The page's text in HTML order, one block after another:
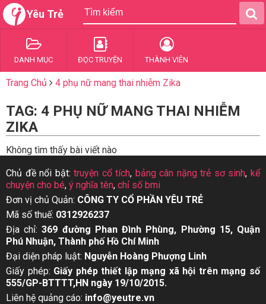
Yêu Trẻ
DANH MỤC ĐỌC TRUYỆN THÀNH VIÊN
Trang Chủ 4 phụ nữ mang thai nhiễm Zika
TAG: 4 PHỤ NỮ MANG THAI NHIỄM
ZIKA
Không tìm thấy bài viết nào
Chủ đề nổi bật:truyện cổ tích, bảng cân nặng trẻ sơ sinh,kể
chuyện cho bé, ý nghĩa tên, chỉ số bmi
Đơn vị chủ Quản: CÔNG TY CỔ PHẦN YÊU TRẺ
Mã số thuế: 0312926237
Địa chỉ:369 đường Phan Đình Phùng, Phường 15, Quận
Phú Nhuận, Thành phố Hồ Chí Minh
Đại diện pháp luật: Nguyễn Hoàng Phượng Linh
Giấy phép: Giấy phép thiết lập mạng xã hội trên mạng số
555/GP-BTTTT,HN ngày 19/10/2015.
Liên hệ quảng cáo: info@yeutre.vn